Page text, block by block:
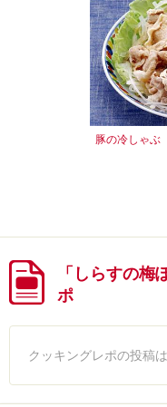
豚の冷しゃぶ
「しらすの
ポ
クッキングレポの投稿